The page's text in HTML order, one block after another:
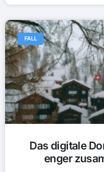
FALL
Das digitale
enger